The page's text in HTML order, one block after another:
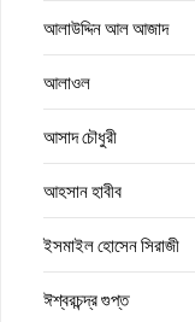
আলাউদ্দিন আল আজাদ
আলাওল
আসাদ চৌধুরী
আহসান হাবীব
ইসমাইল হোসেন সিরাজী
ঈশ্বরচন্দ্র গুপ্ত